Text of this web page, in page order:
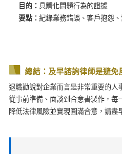
目的： 具體化問題行為的證據
要點： 紀錄業務錯誤、客戶抱怨
總結：及早諮詢律師是避免
退職勸說對企業而言是非常重要的人
從事前準備、面談到合意書製作，每
降低法律風險並實現圓滿合意，請盡